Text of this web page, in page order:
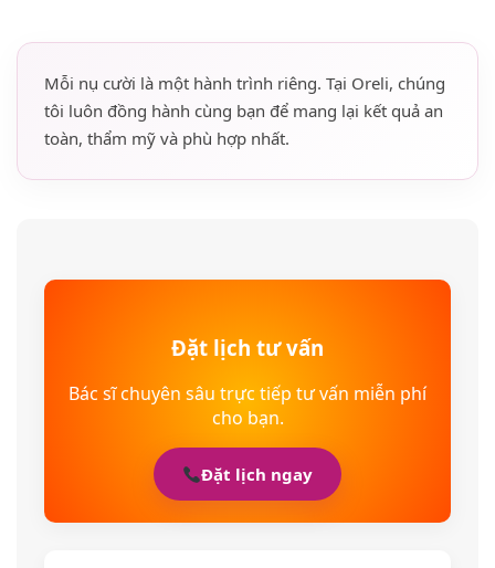
Mỗi nụ cười là một hành trình riêng. Tại Oreli, chúng
tôi luôn đồng hành cùng bạn để mang lại kết quả an
toàn, thẩm mỹ và phù hợp nhất.
Đặt lịch tư vấn
Bác sĩ chuyên sâu trực tiếp tư vấn miễn phí
cho bạn.
Đặt lịch ngay